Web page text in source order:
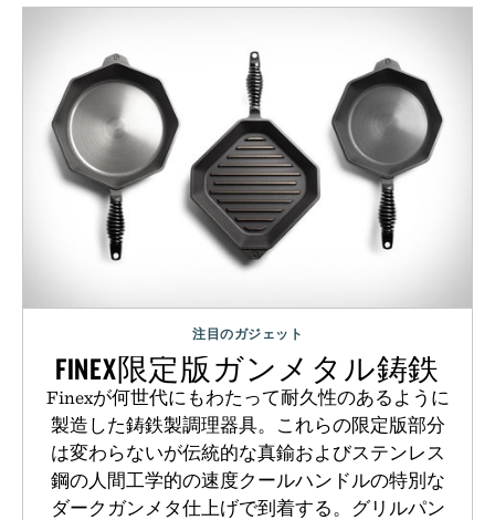
注目のガジェット
FINEX限定版ガンメタル鋳鉄
Finexが何世代にもわたって耐久性のあるように
製造した鋳鉄製調理器具。これらの限定版部分
は変わらないが伝統的な真鍮およびステンレス
鋼の人間工学的の速度クールハンドルの特別な
ダークガンメタ仕上げで到着する。グリルパン